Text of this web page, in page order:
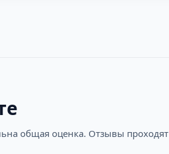
общая оценка. Отзывы проходят